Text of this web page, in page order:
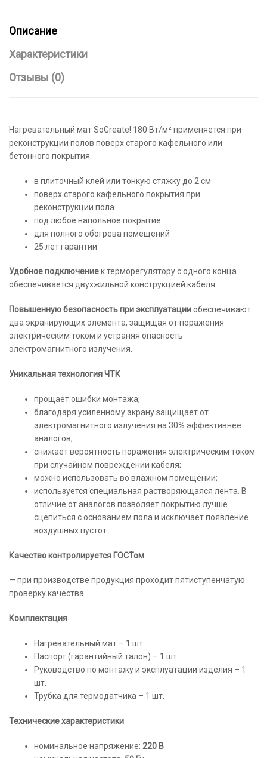
Описание
Характеристики
Отзывы (0)
Нагревательный мат SoGreate! 180 Вт/м² применяется при
реконструкции полов поверх старого кафельного или
бетонного покрытия.
в плиточный клей или тонкую стяжку до 2 см
поверх старого кафельного покрытия при
реконструкции пола
под любое напольное покрытие
для полного обогрева помещений
25 лет гарантии
Удобное подключениек терморегулятору с одного конца
обеспечивается двухжильной конструкцией кабеля.
Повышенную безопасность при эксплуатацииобеспечивают
два экранирующих элемента, защищая от поражения
электрическим током и устраняя опасность
электромагнитного излучения.
Уникальная технология ЧТК
прощает ошибки монтажа;
благодаря усиленному экрану защищает от
электромагнитного излучения на 30% эффективнее
аналогов;
снижает вероятность поражения электрическим током
при случайном повреждении кабеля;
можно использовать во влажном помещении;
используется специальная растворяющаяся лента. В
отличие от аналогов позволяет покрытию лучше
сцепиться с основанием пола и исключает появление
воздушных пустот.
Качество контролируется ГОСТом
— при производстве продукция проходит пятиступенчатую
проверку качества.
Комплектация
Нагревательный мат – 1 шт.
Паспорт (гарантийный талон) – 1 шт.
Руководство по монтажу и эксплуатации изделия – 1
шт.
Трубка для термодатчика – 1 шт.
Технические характеристики
номинальное напряжение: 220 В